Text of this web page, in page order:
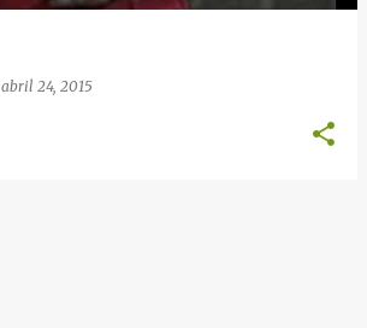
abril 24, 2015